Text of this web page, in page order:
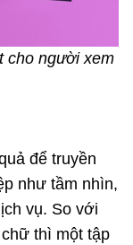
cho người xem
để truyền
như tầm nhìn,
vụ. So với
thì một tập